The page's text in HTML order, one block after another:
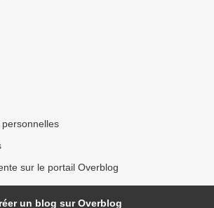
sur le portail Overblog
un blog sur Overblog